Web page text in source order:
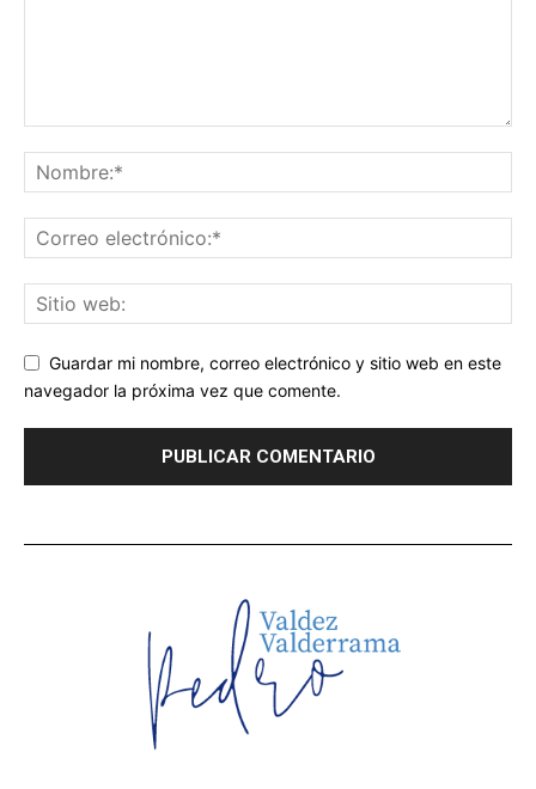
Guardar mi nombre, correo electrónico y sitio web en este
navegador la próxima vez que comente.